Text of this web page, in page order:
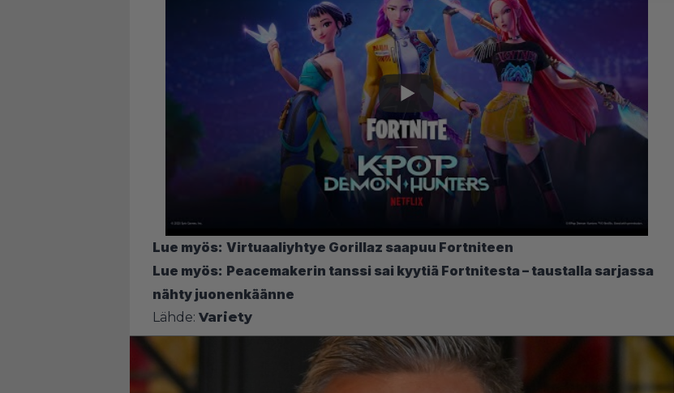
Lue myös: Virtuaaliyhtye Gorillaz saapuu Fortniteen
Lue myös: Peacemakerin tanssi sai kyytiä Fortnitesta – taustalla sarjassa
nähty juonenkäänne
Lähde: Variety